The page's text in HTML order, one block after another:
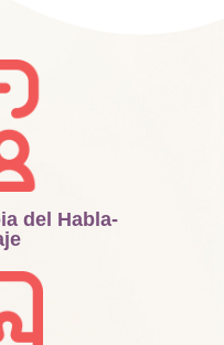
del Habla-